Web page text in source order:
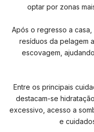
optar por zonas
Após o regresso a
resíduos da pelagem
escovagem,
Entre os principais
destacam-se
excessivo, acesso a
e